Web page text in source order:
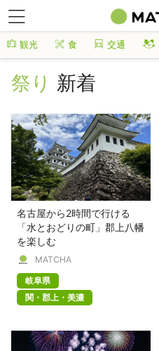
観光 食 交通
祭り 新着
名古屋から2時間で行ける
「水とおどりの町」郡上八幡
を楽しむ
MATCHA
岐阜県
関・郡上・美濃